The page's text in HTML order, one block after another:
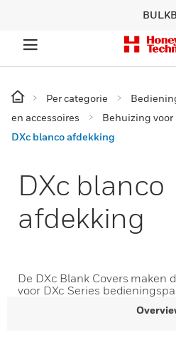
Per categorie
en accessoires
Behuizing voor
DXc blanco afdekking
DXc blanco
afdekking
De DXc Blank Covers maken
voor DXc Series